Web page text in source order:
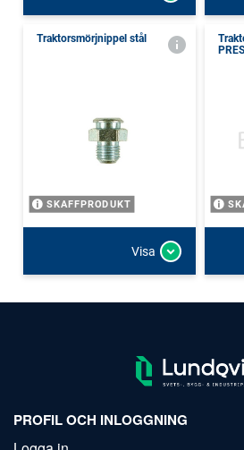
Traktorsmörjnippel stål
SKAFFPRODUKT
Visa
PROFIL OCH INLOGGNING